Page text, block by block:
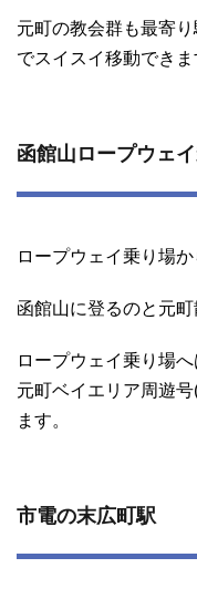
元町の教会群も最寄
でスイスイ移動できま
函館山ロープウェ
ロープウェイ乗り場
函館山に登るのと元
ロープウェイ乗り場
元町ベイエリア周遊
ます。
市電の末広町駅